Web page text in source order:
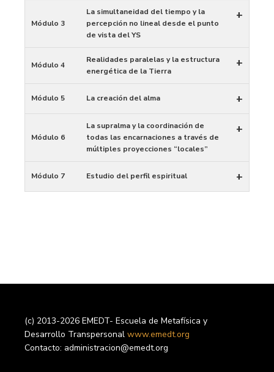
Módulo 3
La simultaneidad del tiempo y la
percepción no lineal desde el punto
de vista del YS
+
Módulo 4
Realidades paralelas y la estructura
energética de la Tierra
+
Módulo 5 La creación del alma +
Módulo 6
La supralma y la coordinación de
todas las encarnaciones a través de
múltiples proyecciones “locales”
+
Módulo 7 Estudio del perfil espiritual +
(c) 2013-2026 EMEDT- Escuela de Metafísica y
Desarrollo Transpersonal www.emedt.org
Contacto: administracion@emedt.org